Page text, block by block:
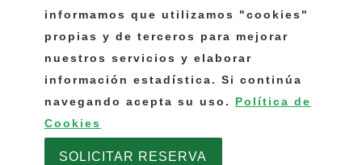
informamos que utilizamos "cookies"
propias y de terceros para mejorar
nuestros servicios y elaborar
información estadística. Si continúa
navegando acepta su uso.
Política de
Cookies
SOLICITAR RESERVA